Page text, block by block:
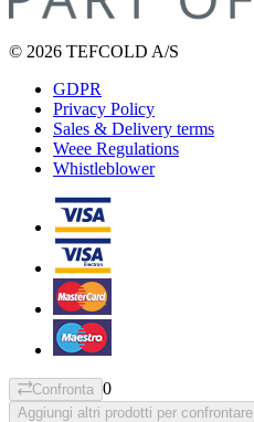
© 2026 TEFCOLD A/S
GDPR
Privacy Policy
Sales & Delivery terms
Weee Regulations
Whistleblower
Confronta 0
Aggiungi altri prodotti per confrontare